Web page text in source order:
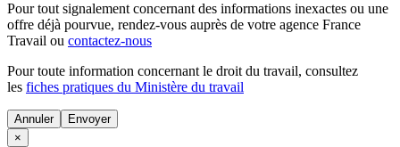
Pour tout signalement concernant des informations inexactes ou une
offre déjà pourvue, rendez-vous auprès de votre agence France
Travail ou contactez-nous
Pour toute information concernant le droit du travail, consultez
les fiches pratiques du Ministère du travail
Annuler
×